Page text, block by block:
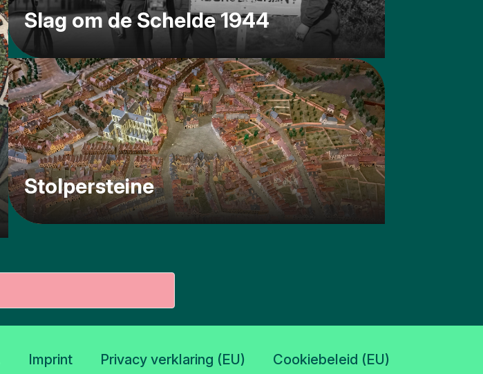
Slag om de Schelde 1944
Stolpersteine
Imprint Privacy verklaring (EU) Cookiebeleid (EU)